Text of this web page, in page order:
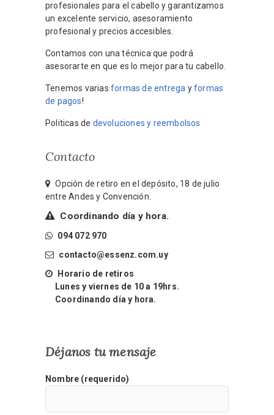
profesionales para el cabello y garantizamos
un excelente servicio, asesoramiento
profesional y precios accesibles.
Contamos con una técnica que podrá
asesorarte en que es lo mejor para tu cabello.
Tenemos varias formas de entrega yformas
de pagos!
Politicas de devoluciones y reembolsos
Contacto
Opción de retiro en el depósito, 18 de julio
entre Andes y Convención.
Coordinando día y hora.
094 072 970
contacto@essenz.com.uy
Horario de retiros
Lunes y viernes de 10 a 19hrs.
Coordinando día y hora.
Déjanos tu mensaje
Nombre (requerido)